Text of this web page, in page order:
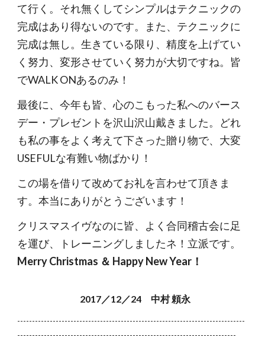
て行く。それ無くしてシンプルはテクニックの
完成はあり得ないのです。また、テクニックに
完成は無し。生きている限り、精度を上げてい
く努力、変形させていく努力が大切ですね。皆
でWALK ONあるのみ！
最後に、今年も皆、心のこもった私へのバース
デー・プレゼントを沢山沢山戴きました。どれ
も私の事をよく考えて下さった贈り物で、大変
USEFULな有難い物ばかり！
この場を借りて改めてお礼を言わせて頂きま
す。本当にありがとうございます！
クリスマスイヴなのに皆、よく合同稽古会に足
を運び、トレーニングしましたネ！立派です。
Merry Christmas ＆ Happy New Year！
2017／12／24 中村 頼永
-----------------------------------------------------------------------------
--------------------------------------------------------------------------